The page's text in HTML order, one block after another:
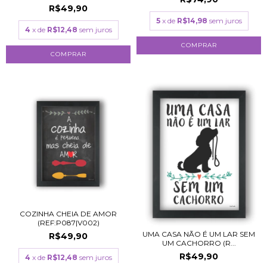
R$49,90
4 x de R$12,48 sem juros
COMPRAR
5 x de R$14,98 sem juros
COMPRAR
COZINHA CHEIA DE AMOR
(REF:P087|V002)
R$49,90
4 x de R$12,48 sem juros
UMA CASA NÃO É UM LAR SEM
UM CACHORRO (R...
R$49,90